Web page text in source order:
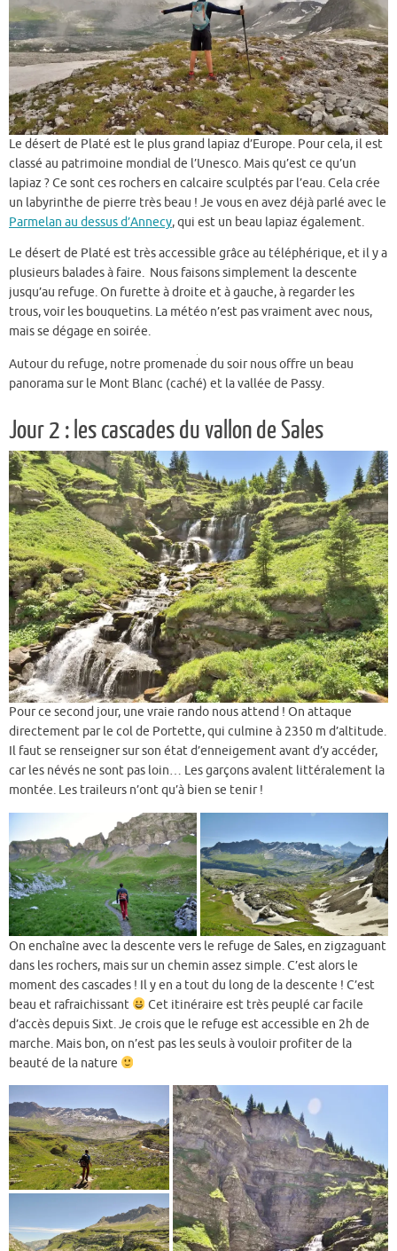
Le désert de Platé est le plus grand lapiaz d’Europe. Pour cela, il est
classé au patrimoine mondial de l’Unesco. Mais qu’est ce qu’un
lapiaz ? Ce sont ces rochers en calcaire sculptés par l’eau. Cela crée
un labyrinthe de pierre très beau ! Je vous en avez déjà parlé avec le
Parmelan au dessus d’Annecy, qui est un beau lapiaz également.
Le désert de Platé est très accessible grâce au téléphérique, et il y a
plusieurs balades à faire. Nous faisons simplement la descente
jusqu’au refuge. On furette à droite et à gauche, à regarder les
trous, voir les bouquetins. La météo n’est pas vraiment avec nous,
mais se dégage en soirée.
Autour du refuge, notre promenade du soir nous offre un beau
panorama sur le Mont Blanc (caché) et la vallée de Passy.
Jour 2 : les cascades du vallon de Sales
Pour ce second jour, une vraie rando nous attend ! On attaque
directement par le col de Portette, qui culmine à 2350 m d’altitude.
Il faut se renseigner sur son état d’enneigement avant d’y accéder,
car les névés ne sont pas loin… Les garçons avalent littéralement la
montée. Les traileurs n’ont qu’à bien se tenir !
On enchaîne avec la descente vers le refuge de Sales, en zigzaguant
dans les rochers, mais sur un chemin assez simple. C’est alors le
moment des cascades ! Il y en a tout du long de la descente ! C’est
beau et rafraichissant
Cet itinéraire est très peuplé car facile
d’accès depuis Sixt. Je crois que le refuge est accessible en 2h de
marche. Mais bon, on n’est pas les seuls à vouloir profiter de la
beauté de la nature